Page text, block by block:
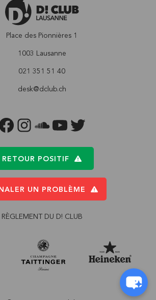
Place des Pionnières 1
1003 Lausanne
021 351 51 40
desk@dclub.ch
INSTAGRAM
SOUNDCLOUD
YOUTUBETWITTER
RETOUR POSITIF
UN PROBLÈME
RÈGLEMENT DU D! CLUB